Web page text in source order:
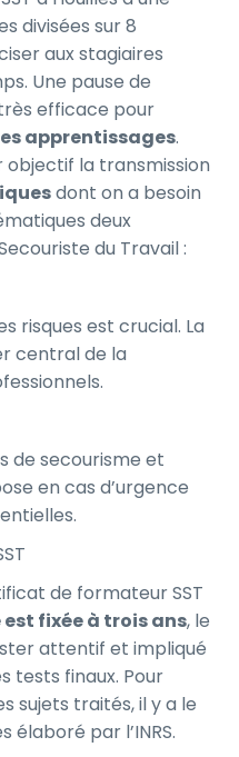
divisées sur 8
aux stagiaires
Une pause de
efficace pour
apprentissages.
objectif la transmission
dont on a besoin
deux
du Travail :
risques est crucial. La
central de la
de secourisme et
en cas d’urgence
de formateur SST
fixée à trois ans, le
attentif et impliqué
tests finaux. Pour
sujets traités, il y a le
par l’INRS.